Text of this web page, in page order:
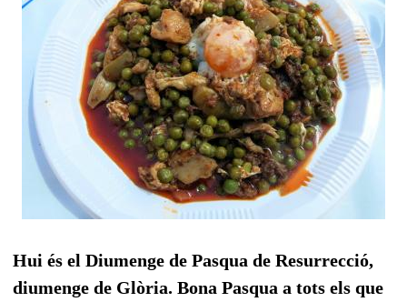
Hui és el Diumenge de Pasqua de Resurrecció,
diumenge de Glòria. Bona Pasqua a tots els que